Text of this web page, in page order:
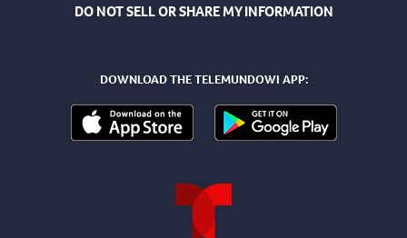
DO NOT SELL OR SHARE MY INFORMATION
DOWNLOAD THE TELEMUNDOWI APP: